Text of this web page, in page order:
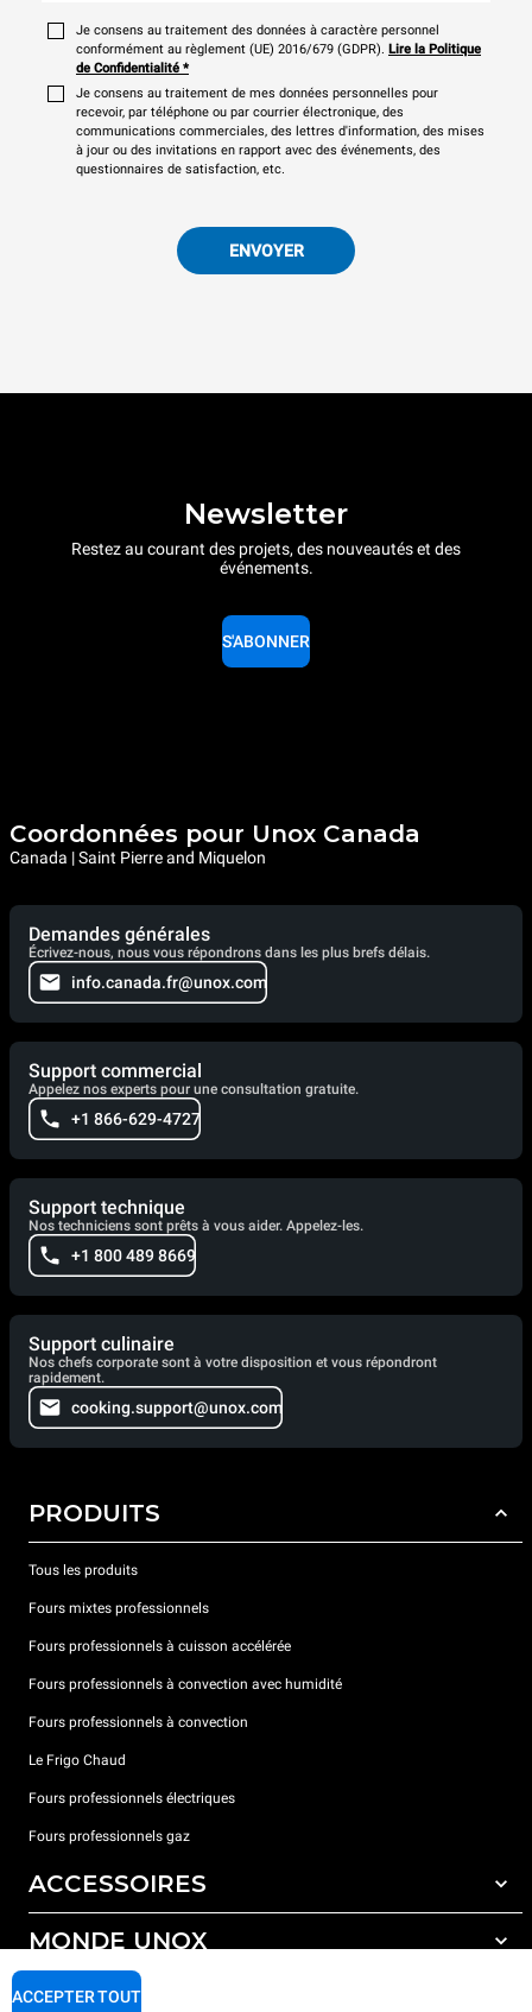
Je consens au traitement des données à caractère personnel
conformément au règlement (UE) 2016/679 (GDPR). Lire la Politique
de Confidentialité *
Je consens au traitement de mes données personnelles pour
recevoir, par téléphone ou par courrier électronique, des
communications commerciales, des lettres d'information, des mises
à jour ou des invitations en rapport avec des événements, des
questionnaires de satisfaction, etc.
ENVOYER
Newsletter
Restez au courant des projets, des nouveautés et des
événements.
S'ABONNER
Coordonnées pour Unox Canada
Canada | Saint Pierre and Miquelon
Demandes générales
Écrivez-nous, nous vous répondrons dans les plus brefs délais.
info.canada.fr@unox.com
Support commercial
Appelez nos experts pour une consultation gratuite.
+1 866-629-4727
Support technique
Nos techniciens sont prêts à vous aider. Appelez-les.
+1 800 489 8669
Support culinaire
Nos chefs corporate sont à votre disposition et vous répondront
rapidement.
cooking.support@unox.com
PRODUITS
Tous les produits
Fours mixtes professionnels
Fours professionnels à cuisson accélérée
Fours professionnels à convection avec humidité
Fours professionnels à convection
Le Frigo Chaud
Fours professionnels électriques
Fours professionnels gaz
ACCESSOIRES
Tous les accessoires
Détergents pour lavage automatique
MONDE UNOX
Nos bureaux dans le monde
SUPPORT
ACCEPTER TOUT